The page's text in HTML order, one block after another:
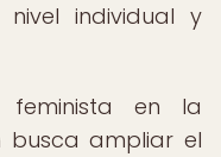
nivel individual y
feminista en la
busca ampliar el